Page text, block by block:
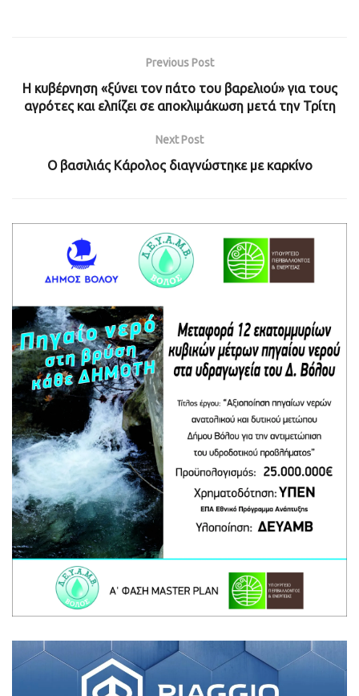
Previous Post
Η κυβέρνηση «ξύνει τον πάτο του βαρελιού» για τους
αγρότες και ελπίζει σε αποκλιμάκωση μετά την Τρίτη
Next Post
Ο βασιλιάς Κάρολος διαγνώστηκε με καρκίνο